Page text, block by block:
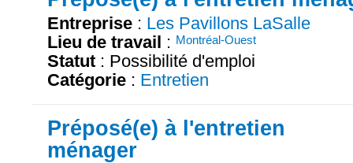
Entreprise : Les Pavillons LaSalle
Lieu de travail : Montréal-Ouest
Statut : Possibilité d'emploi
Catégorie : Entretien
Préposé(e) à l'entretien
ménager